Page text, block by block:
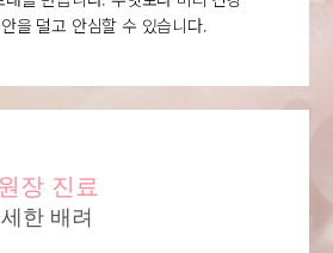
을 덜고 안심할 수 있습니다.
장 진료
한 배려